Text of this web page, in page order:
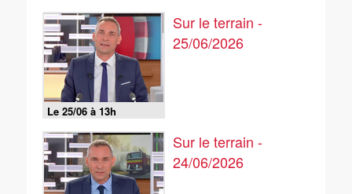
Le 25/06 à 13h
Sur le terrain -
25/06/2026
Sur le terrain -
24/06/2026